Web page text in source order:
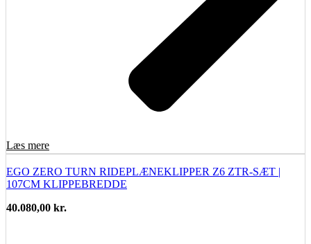
Læs mere
EGO ZERO TURN RIDEPLÆNEKLIPPER Z6 ZTR-SÆT |
107CM KLIPPEBREDDE
40.080,00 kr.